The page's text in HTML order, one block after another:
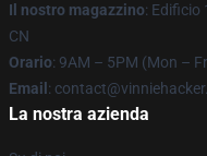
Il nostro magazzino: Edificio
CN
Orario: 9AM – 5PM (Mon –
Email :
La nostra azienda